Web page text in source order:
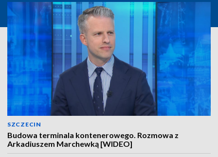
SZCZECIN
Budowa terminala kontenerowego. Rozmowa z
Arkadiuszem Marchewką [WIDEO]